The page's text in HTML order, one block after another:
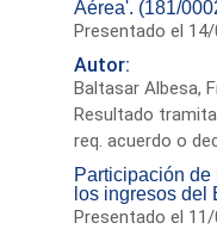
Aérea'. (181/
Presentado el
Autor:
Baltasar Albesa,
Resultado
req. acuerdo o
Participación
los ingresos del
Presentado el